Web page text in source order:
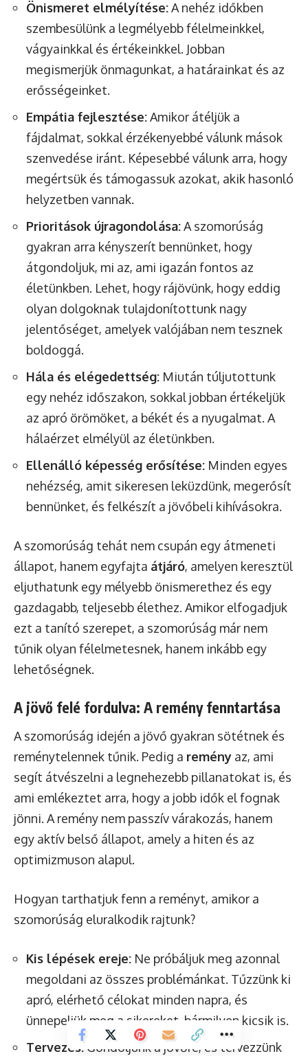
Önismeret elmélyítése:A nehéz időkben
szembesülünk a legmélyebb félelmeinkkel,
vágyainkkal és értékeinkkel. Jobban
megismerjük önmagunkat, a határainkat és az
erősségeinket.
Empátia fejlesztése:Amikor átéljük a
fájdalmat, sokkal érzékenyebbé válunk mások
szenvedése iránt. Képesebbé válunk arra, hogy
megértsük és támogassuk azokat, akik hasonló
helyzetben vannak.
Prioritások újragondolása:A szomorúság
gyakran arra kényszerít bennünket, hogy
átgondoljuk, mi az, ami igazán fontos az
életünkben. Lehet, hogy rájövünk, hogy eddig
olyan dolgoknak tulajdonítottunk nagy
jelentőséget, amelyek valójában nem tesznek
boldoggá.
Hála és elégedettség: Miután túljutottunk
egy nehéz időszakon, sokkal jobban értékeljük
az apró örömöket, a békét és a nyugalmat. A
hálaérzet elmélyül az életünkben.
Ellenálló képesség erősítése: Minden egyes
nehézség, amit sikeresen leküzdünk, megerősít
bennünket, és felkészít a jövőbeli kihívásokra.
A szomorúság tehát nem csupán egy átmeneti
állapot, hanem egyfajta átjáró, amelyen keresztül
eljuthatunk egy mélyebb önismerethez és egy
gazdagabb, teljesebb élethez. Amikor elfogadjuk
ezt a tanító szerepet, a szomorúság már nem
tűnik olyan félelmetesnek, hanem inkább egy
lehetőségnek.
A jövő felé fordulva: A remény fenntartása
A szomorúság idején a jövő gyakran sötétnek és
reménytelennek tűnik. Pedig a remény az, ami
segít átvészelni a legnehezebb pillanatokat is, és
ami emlékeztet arra, hogy a jobb idők el fognak
jönni. A remény nem passzív várakozás, hanem
egy aktív belső állapot, amely a hiten és az
optimizmuson alapul.
Hogyan tarthatjuk fenn a reményt, amikor a
szomorúság eluralkodik rajtunk?
Kis lépések ereje: Ne próbáljuk meg azonnal
megoldani az összes problémánkat. Tűzzünk ki
apró, elérhető célokat minden napra, és
ünnepeljük meg a sikereket, bármilyen kicsik is.
Tervezés: Gondoljunk a jövőre, és tervezzünk